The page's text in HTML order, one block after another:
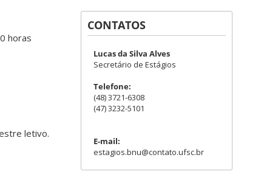
horas
letivo.
CONTATOS
Lucas da Silva Alves
Secretário de Estágios
Telefone:
(48) 3721-6308
(47) 3232-5101
E-mail:
estagios.bnu@contato.ufsc.br